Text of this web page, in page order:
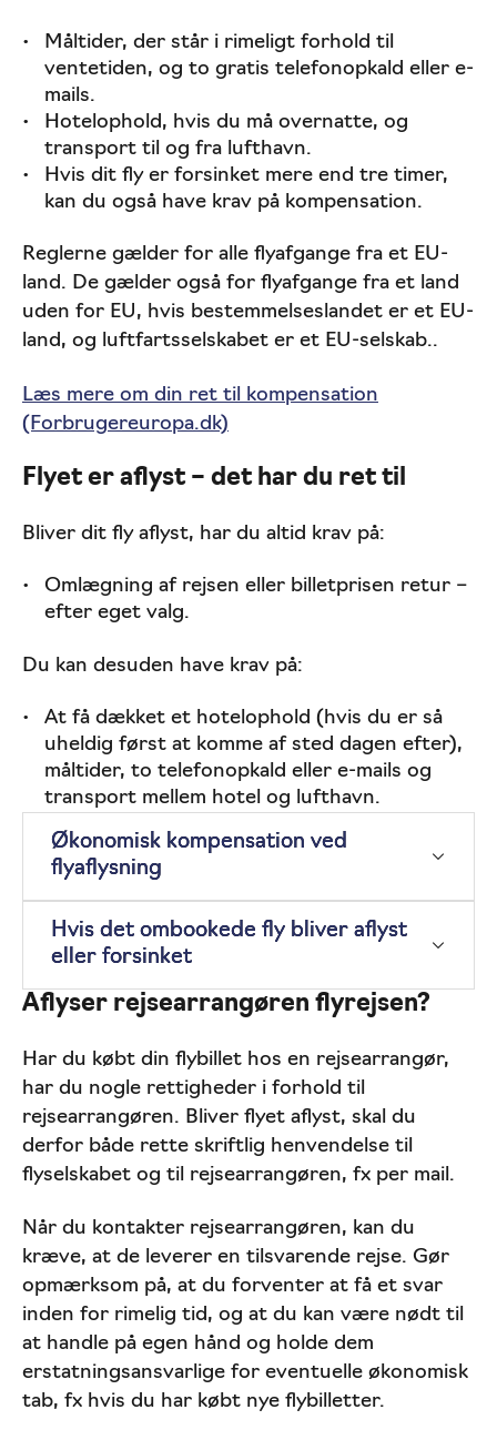
Måltider, der står i rimeligt forhold til
ventetiden, og to gratis telefonopkald eller e-
mails.
Hotelophold, hvis du må overnatte, og
transport til og fra lufthavn.
Hvis dit fly er forsinket mere end tre timer,
kan du også have krav på kompensation.
Reglerne gælder for alle flyafgange fra et EU-
land. De gælder også for flyafgange fra et land
uden for EU, hvis bestemmelseslandet er et EU-
land, og luftfartsselskabet er et EU-selskab..
Læs mere om din ret til kompensation
(Forbrugereuropa.dk)
Flyet er aflyst – det har du ret til
Bliver dit fly aflyst, har du altid krav på:
Omlægning af rejsen eller billetprisen retur –
efter eget valg.
Du kan desuden have krav på:
At få dækket et hotelophold (hvis du er så
uheldig først at komme af sted dagen efter),
måltider, to telefonopkald eller e-mails og
transport mellem hotel og lufthavn.
Økonomisk kompensation ved
flyaflysning
Hvis det ombookede fly bliver aflyst
eller forsinket
Aflyser rejsearrangøren flyrejsen?
Har du købt din flybillet hos en rejsearrangør,
har du nogle rettigheder i forhold til
rejsearrangøren. Bliver flyet aflyst, skal du
derfor både rette skriftlig henvendelse til
flyselskabet og til rejsearrangøren, fx per mail.
Når du kontakter rejsearrangøren, kan du
kræve, at de leverer en tilsvarende rejse. Gør
opmærksom på, at du forventer at få et svar
inden for rimelig tid, og at du kan være nødt til
at handle på egen hånd og holde dem
erstatningsansvarlige for eventuelle økonomisk
tab, fx hvis du har købt nye flybilletter.